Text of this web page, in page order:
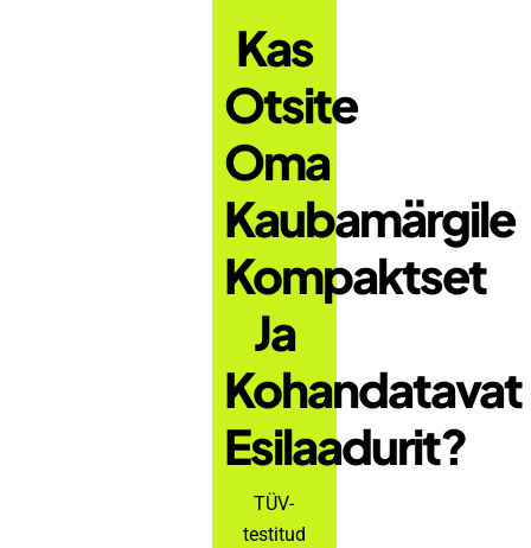
Kas
Otsite
Oma
Kaubamärgile
Kompaktset
Ja
Kohandatavat
Esilaadurit?
TÜV-
testitud